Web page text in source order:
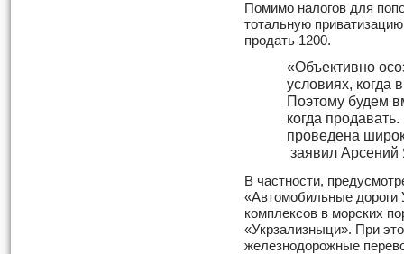
Помимо налогов для
тотальную
продать 1200.
«Объективно
условиях, когда
Поэтому будем
когда
проведена
заявил
В частности,
«Автомобильные дороги
комплексов в морских
«Укрзализныци». При
железнодорожные